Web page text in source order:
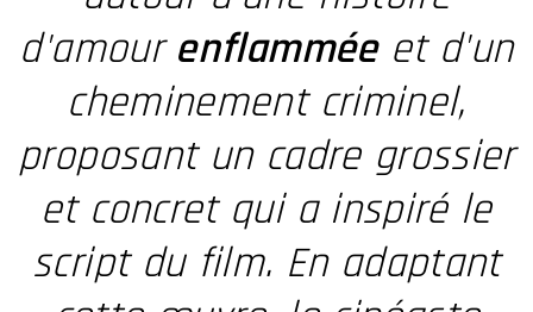
d'amour enflamméeet d'un
cheminement criminel,
proposant un cadre grossier
et concret qui a inspiré le
script du film. En adaptant